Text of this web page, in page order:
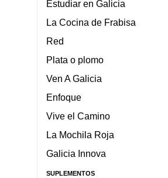
Estudiar en Galicia
La Cocina de Frabisa
Red
Plata o plomo
Ven A Galicia
Enfoque
Vive el Camino
La Mochila Roja
Galicia Innova
SUPLEMENTOS